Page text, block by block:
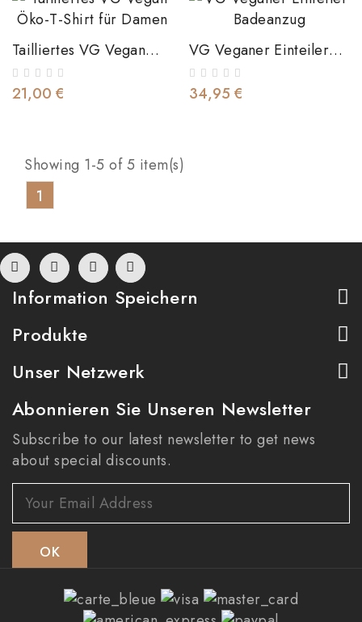
Tailliertes VG Vegan
Öko-T-Shirt Für Damen
21,00 €
VG Veganer Einteiler
Badeanzug
34,95 €
Showing 1-5 of 5 item(s)
1
Information Speichern
Produkte
Unser Netzwerk
Abonnieren Sie Unseren Newsletter
Subscribe to our latest newsletter to get news
about special discounts.